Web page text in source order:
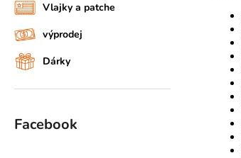
Vlajky a patche
výprodej
Dárky
Facebook